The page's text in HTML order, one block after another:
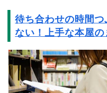
待ち合わせの時間
ない！上手な本屋の